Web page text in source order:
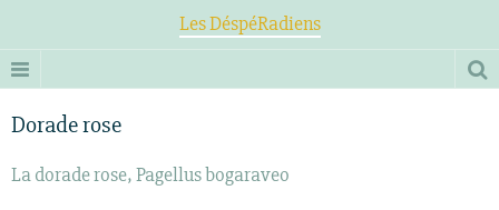
Les DéspéRadiens
Dorade rose
La dorade rose, Pagellus bogaraveo